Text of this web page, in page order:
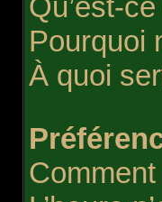
Qu’est-
Pourquoi
À quoi